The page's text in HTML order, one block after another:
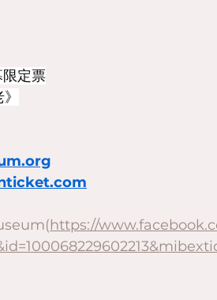
定票
https://